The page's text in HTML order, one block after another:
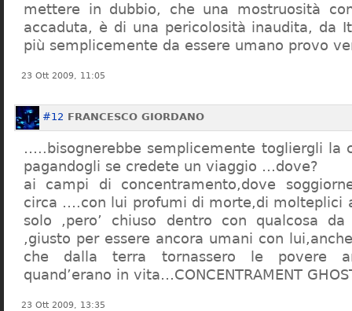
mettere in dubbio, che una mostruosità
accaduta, è di una pericolosità inaudita, da
più semplicemente da essere umano provo
23 Ott 2009, 11:05
#12 FRANCESCO GIORDANO
…..bisognerebbe semplicemente togliergli la
pagandogli se credete un viaggio …dove?
ai campi di concentramento,dove
circa ….con lui profumi di morte,di molteplici
solo ,pero’ chiuso dentro con qualcosa
,giusto per essere ancora umani con
che dalla terra tornassero le povere
quand’erano in vita…CONCENTRAMENT
23 Ott 2009, 13:35